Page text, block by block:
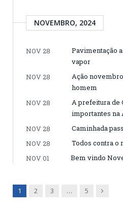
NOVEMBRO, 2024
NOV 28
Pavimentação
vapor
NOV 28
Ação
homem
NOV 28
A prefeitura de
importantes na
NOV 28
Caminhada
NOV 28
Todos contra o
NOV 01
Bem vindo
1 2 3 … 5 Next